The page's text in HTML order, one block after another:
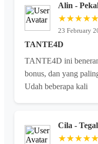
Alin -
★★★★★
23 February
TANTE4D
TANTE4D ini
bonus, dan yang
Udah beberapa kali
Cila - Tegal
★★★★★